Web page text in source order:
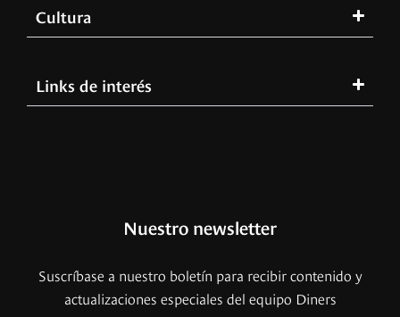
Cultura
Links de interés
Nuestro newsletter
Suscríbase a nuestro boletín para recibir contenido y
actualizaciones especiales del equipo Diners